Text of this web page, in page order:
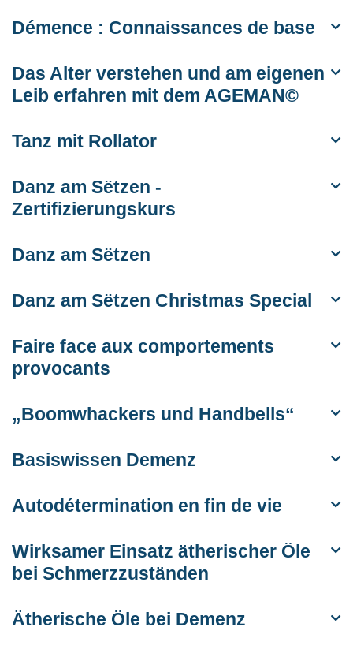
Démence : Connaissances de base
Das Alter verstehen und am eigenen
Leib erfahren mit dem AGEMAN©
Tanz mit Rollator
Danz am Sëtzen -
Zertifizierungskurs
Danz am Sëtzen
Danz am Sëtzen Christmas Special
Faire face aux comportements
provocants
„Boomwhackers und Handbells“
Basiswissen Demenz
Autodétermination en fin de vie
Wirksamer Einsatz ätherischer Öle
bei Schmerzzuständen
Ätherische Öle bei Demenz